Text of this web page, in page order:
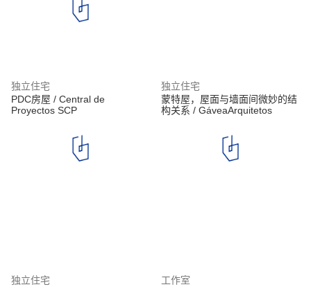
独立住宅
PDC房屋 / Central de
Proyectos SCP
独立住宅
蒙特屋，屋面与墙面间微妙的结
构关系 / GáveaArquitetos
独立住宅
工作室